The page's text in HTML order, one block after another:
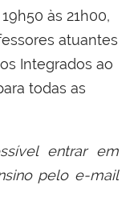
às 21h00,
atuantes
Integrados ao
todas as
entrar em
pelo e-mail